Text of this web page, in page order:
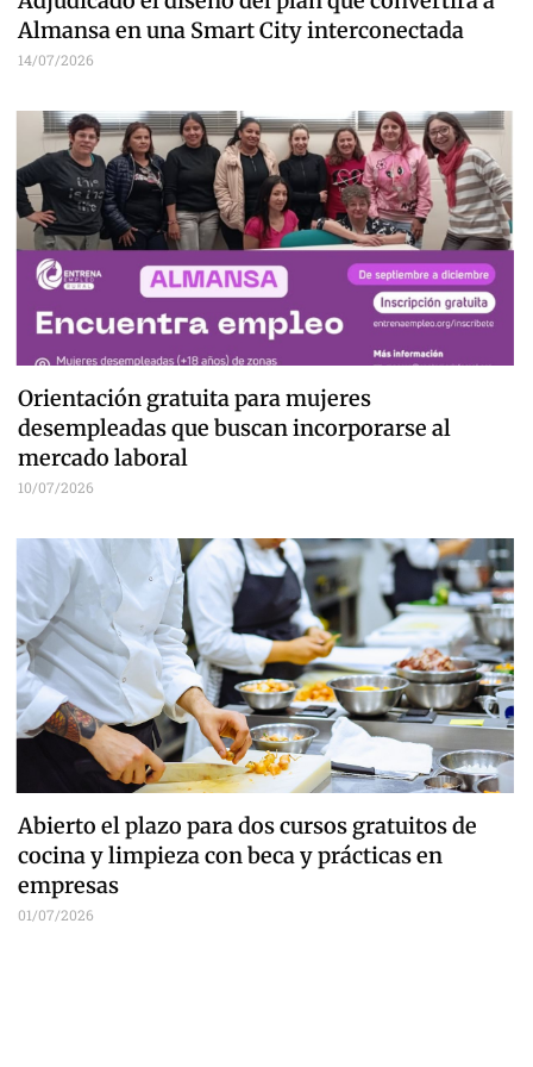
Almansa en una Smart City interconectada
14/07/2026
Orientación gratuita para mujeres
desempleadas que buscan incorporarse al
mercado laboral
10/07/2026
Abierto el plazo para dos cursos gratuitos de
cocina y limpieza con beca y prácticas en
empresas
01/07/2026